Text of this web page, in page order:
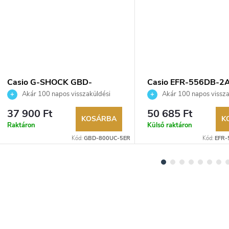
Casio G-SHOCK GBD-
800UC-5ER karóra
Akár 100 napos visszaküldési
lehetőség. Hivatalos márkakereskedő.
37 900 Ft
Raktáron
KOSÁRBA
Kód: GBD-800UC-5ER
Casio EFR-556DB-
karóraAkár 100 napos
lehetőség. Hivatalos
50 685 Ft
Külső raktáron
Kód: